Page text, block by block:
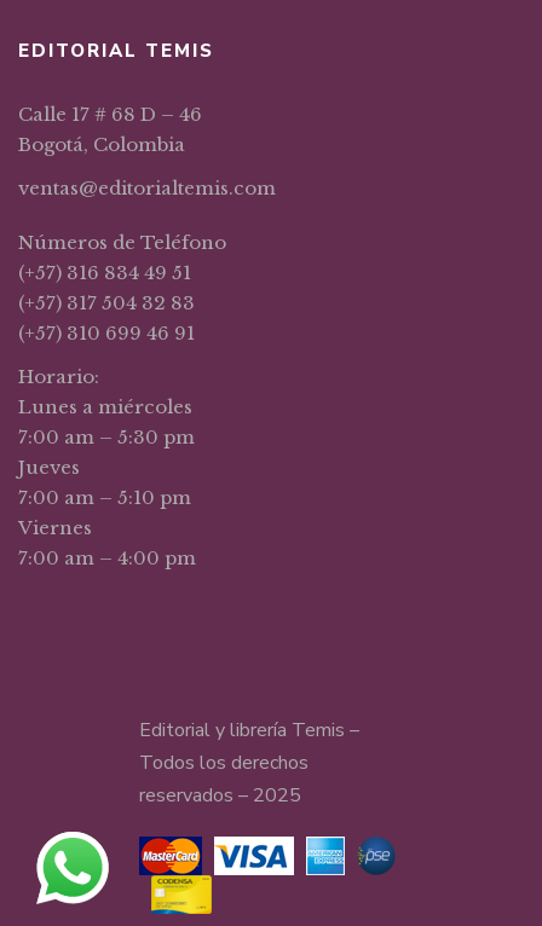
EDITORIAL TEMIS
Calle 17 # 68 D – 46
Bogotá, Colombia
ventas@editorialtemis.com
Números de Teléfono
(+57) 316 834 49 51
(+57) 317 504 32 83
(+57) 310 699 46 91
Horario:
Lunes a miércoles
7:00 am – 5:30 pm
Jueves
7:00 am – 5:10 pm
Viernes
7:00 am – 4:00 pm
Editorial y librería Temis –
Todos los derechos
reservados – 2025